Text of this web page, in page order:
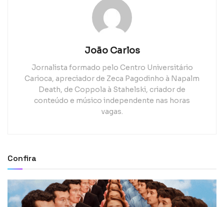
João Carlos
Jornalista formado pelo Centro Universitário
Carioca, apreciador de Zeca Pagodinho à Napalm
Death, de Coppola à Stahelski, criador de
conteúdo e músico independente nas horas
vagas.
Confira